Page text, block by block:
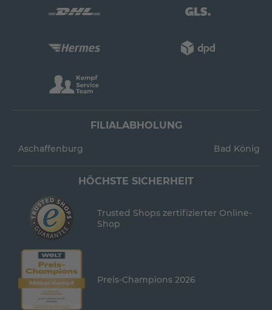
FILIALABHOLUNG
Aschaffenburg Bad König
HÖCHSTE SICHERHEIT
Trusted Shops zertifizierter Online-
Shop
Preis-Champions 2026